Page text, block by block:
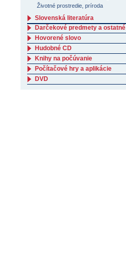
Životné prostredie, príroda
Slovenská literatúra
Darčekové predmety a ostatné
Hovorené slovo
Hudobné CD
Knihy na počúvanie
Počítačové hry a aplikácie
DVD